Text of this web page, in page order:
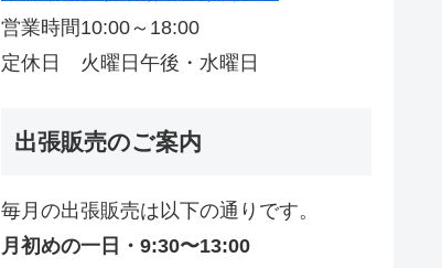
営業時間10:00～18:00
定休日 火曜日午後・水曜日
出張販売のご案内
毎月の出張販売は以下の通りです。
月初めの一日・9:30〜13:00